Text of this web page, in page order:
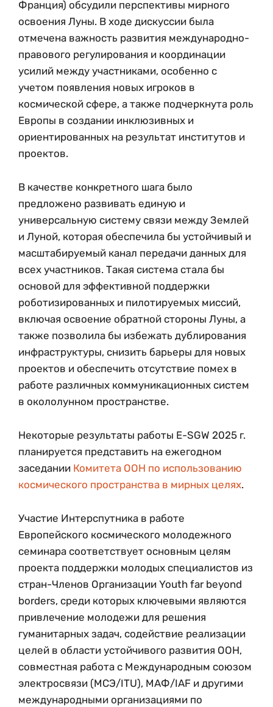
Франция) обсудили перспективы мирного
освоения Луны. В ходе дискуссии была
отмечена важность развития международно-
правового регулирования и координации
усилий между участниками, особенно с
учетом появления новых игроков в
космической сфере, а также подчеркнута роль
Европы в создании инклюзивных и
ориентированных на результат институтов и
проектов.
В качестве конкретного шага было
предложено развивать единую и
универсальную систему связи между Землей
и Луной, которая обеспечила бы устойчивый и
масштабируемый канал передачи данных для
всех участников. Такая система стала бы
основой для эффективной поддержки
роботизированных и пилотируемых миссий,
включая освоение обратной стороны Луны, а
также позволила бы избежать дублирования
инфраструктуры, снизить барьеры для новых
проектов и обеспечить отсутствие помех в
работе различных коммуникационных систем
в окололунном пространстве.
Некоторые результаты работы E-SGW 2025 г.
планируется представить на ежегодном
заседании Комитета ООН по использованию
космического пространства в мирных целях.
Участие Интерспутника в работе
Европейского космического молодежного
семинара соответствует основным целям
проекта поддержки молодых специалистов из
стран-Членов Организации Youth far beyond
borders, среди которых ключевыми являются
привлечение молодежи для решения
гуманитарных задач, содействие реализации
целей в области устойчивого развития ООН,
совместная работа с Международным союзом
электросвязи (МСЭ/ITU), МАФ/IAF и другими
международными организациями по